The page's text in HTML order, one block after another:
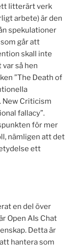
litterärt verk
arbete) är den
spekulationer
går att
skall inte
så hen
”The Death of
New Criticism
fallacy”.
för mer
nämligen att det
ett
en del över
Open AIs Chat
Detta är
hantera som